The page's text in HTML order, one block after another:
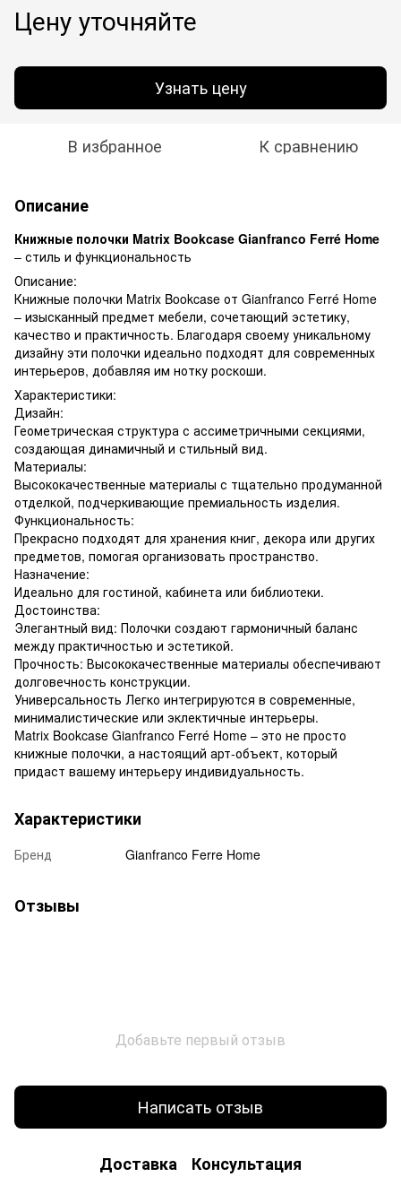
Цену уточняйте
Узнать цену
В избранное К сравнению
Описание
Книжные полочки Matrix Bookcase Gianfranco Ferré Home
– стиль и функциональность
Описание:
Книжные полочки Matrix Bookcase от Gianfranco Ferré Home
– изысканный предмет мебели, сочетающий эстетику,
качество и практичность. Благодаря своему уникальному
дизайну эти полочки идеально подходят для современных
интерьеров, добавляя им нотку роскоши.
Характеристики:
Дизайн:
Геометрическая структура с ассиметричными секциями,
создающая динамичный и стильный вид.
Материалы:
Высококачественные материалы с тщательно продуманной
отделкой, подчеркивающие премиальность изделия.
Функциональность:
Прекрасно подходят для хранения книг, декора или других
предметов, помогая организовать пространство.
Назначение:
Идеально для гостиной, кабинета или библиотеки.
Достоинства:
Элегантный вид: Полочки создают гармоничный баланс
между практичностью и эстетикой.
Прочность: Высококачественные материалы обеспечивают
долговечность конструкции.
Универсальность Легко интегрируются в современные,
минималистические или эклектичные интерьеры.
Matrix Bookcase Gianfranco Ferré Home – это не просто
книжные полочки, а настоящий арт-объект, который
придаст вашему интерьеру индивидуальность.
Характеристики
Бренд Gianfranco Ferre Home
Отзывы
Добавьте первый отзыв
Написать отзыв
Доставка Консультация